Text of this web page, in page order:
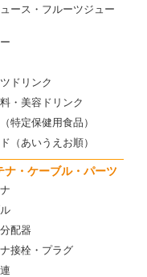
ース・フルーツジュー
ドリンク
・美容ドリンク
特定保健用食品）
（あいうえお順）
ナ・ケーブル・パーツ
配器
接栓・プラグ